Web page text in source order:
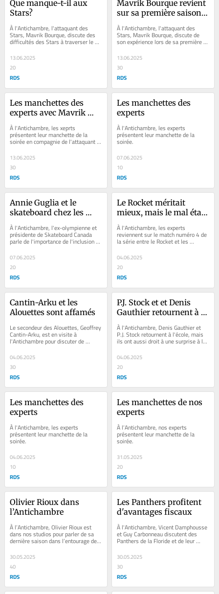
Que manque-t-il aux
Stars?
À l'Antichambre, l'attaquant des
Stars, Mavrik Bourque, discute des
difficultés des Stars à traverser le 3e
13.06.2025
20
RDS
Mavrik Bourque revient
sur sa première saison
dans la LNH
À l'Antichambre, l'attaquant des
Stars, Mavrik Bourque, discute de
son expérience lors de sa première
saison dans la LNH.
13.06.2025
30
RDS
Les manchettes des
experts avec Mavrik
Bourque
À l'Antichambre, les xeprts
présentent leur manchette de la
soirée en compagnie de l'attaquant
des Stars, Mavrik Bourque.
13.06.2025
30
RDS
Les manchettes des
experts
À l'Antichambre, les experts
présentent leur manchette de la
soirée.
07.06.2025
10
RDS
Annie Guglia et le
skateboard chez les
femmes
À l'Antichambre, l'ex-olympienne et
présidente de Skateboard Canada
parle de l'importance de l'inclusion
dans le monde du skateboard.
07.06.2025
20
RDS
Le Rocket méritait
mieux, mais le mal était
fait
À l'Antichambre, les experts
reviennent sur le match numéro 4 de
la série entre le Rocket et les
04.06.2025
20
RDS
Cantin-Arku et les
Alouettes sont affamés
Le secondeur des Alouettes, Geoffrey
Cantin-Arku, est en visite à
l'Antichambre pour discuter de
l'ouverture de la saison des
Alouettes.
04.06.2025
30
RDS
P.J. Stock et et Denis
Gauthier retournent à
À l'Antichambre, Denis Gauthier et
P.J. Stock retournent à l'école, mais
ils ont aussi droit à une surprise à la
04.06.2025
20
RDS
Les manchettes des
experts
À l'Antichambre, les experts
présentent leur manchette de la
soirée.
04.06.2025
10
RDS
Les manchettes de nos
experts
À l’Antichambre, nos experts
présentent leur manchette de la
soirée.
31.05.2025
20
RDS
Olivier Rioux dans
l’Antichambre
À l’Antichambre, Olivier Rioux est
dans nos studios pour parler de sa
dernière saison dans l’entourage des
30.05.2025
40
RDS
Les Panthers profitent
d'avantages fiscaux
À l'Antichambre, Vicent Damphousse
et Guy Carbonneau discutent des
Panthers de la Floride et de leur
30.05.2025
30
RDS